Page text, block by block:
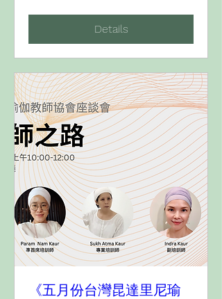
Details
《五月份台灣昆達里尼瑜